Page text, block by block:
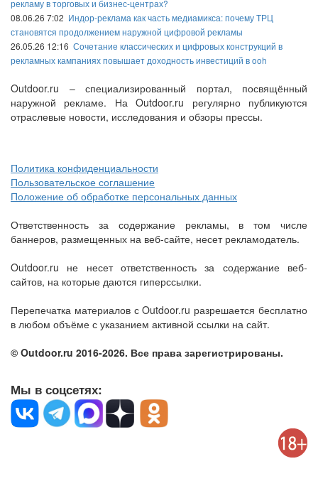
рекламу в торговых и бизнес-центрах?
08.06.26 7:02 Индор-реклама как часть медиамикса: почему ТРЦ
становятся продолжением наружной цифровой рекламы
26.05.26 12:16 Сочетание классических и цифровых конструкций в
рекламных кампаниях повышает доходность инвестиций в ooh
Outdoor.ru – специализированный портал, посвящённый
наружной рекламе. На Outdoor.ru регулярно публикуются
отраслевые новости, исследования и обзоры прессы.
Политика конфиденциальности
Пользовательское соглашение
Положение об обработке персональных данных
Ответственность за содержание рекламы, в том числе
баннеров, размещенных на веб-сайте, несет рекламодатель.
Outdoor.ru не несет ответственность за содержание веб-
сайтов, на которые даются гиперссылки.
Перепечатка материалов с Outdoor.ru разрешается бесплатно
в любом объёме с указанием активной ссылки на сайт.
© Outdoor.ru 2016-2026. Все права зарегистрированы.
Мы в соцсетях: